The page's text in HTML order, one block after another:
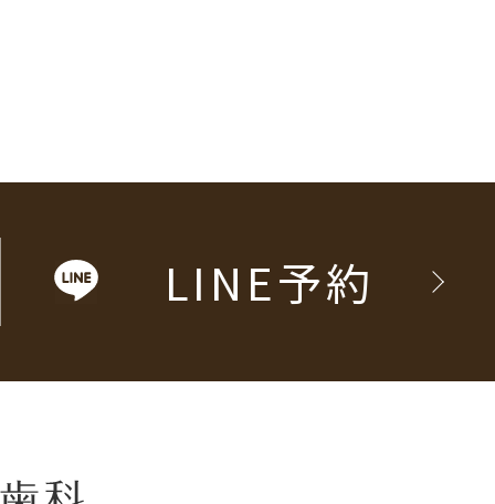
LINE予約